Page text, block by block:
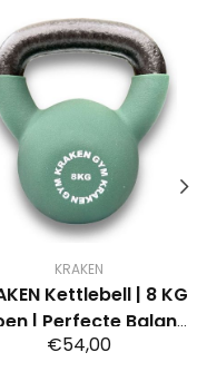
KRAKEN
Kettlebell | 8 KG
| Perfecte Balans
Grip | Duurzaam &
€54,00